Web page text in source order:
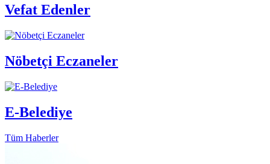
Vefat Edenler
Nöbetçi Eczaneler
E-Belediye
Tüm Haberler